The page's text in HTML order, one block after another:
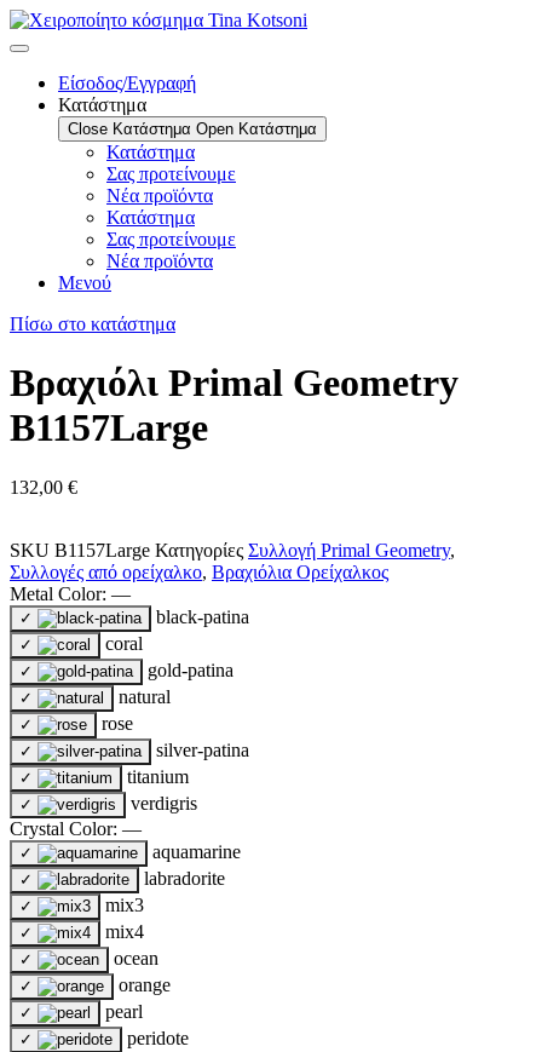
Είσοδος/Εγγραφή
Κατάστημα
Close Κατάστημα Open Κατάστημα
Κατάστημα
Σας προτείνουμε
Νέα προϊόντα
Κατάστημα
Σας προτείνουμε
Νέα προϊόντα
Μενού
Πίσω στο κατάστημα
Βραχιόλι Primal Geometry
B1157Large
132,00 €
SKU B1157Large Κατηγορίες Συλλογή Primal Geometry,
Συλλογές από ορείχαλκο, Βραχιόλια Ορείχαλκος
Metal Color: —
✓ black-patina
✓ coral
✓ gold-patina
✓ natural
✓ rose
✓ silver-patina
✓ titanium
✓
verdigris
Crystal Color: —
✓ aquamarine
✓ labradorite
✓ mix3
✓ mix4
✓ ocean
✓ orange
✓ pearl
✓ peridote